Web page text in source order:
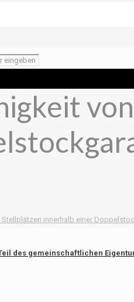
Stellplätzen innerhalb einer
des gemeinschaftlichen